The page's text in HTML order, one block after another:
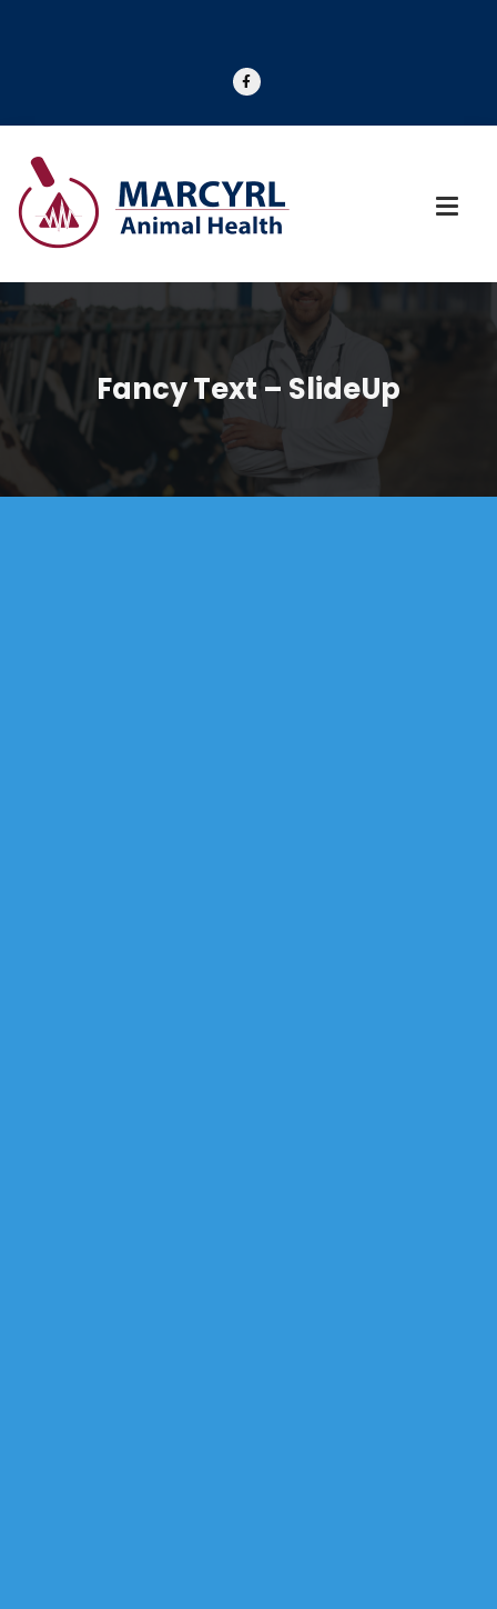
Fancy Text – SlideUp